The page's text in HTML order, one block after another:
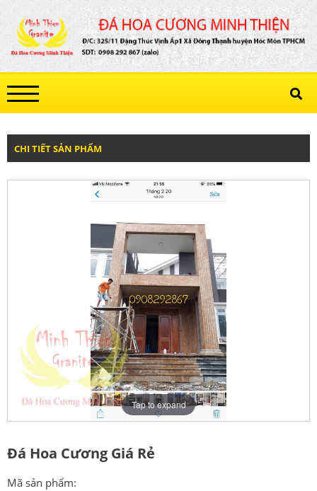
CHI TIẾT SẢN PHẨM
Tap to expand
Đá Hoa Cương Giá Rẻ
Mã sản phẩm: